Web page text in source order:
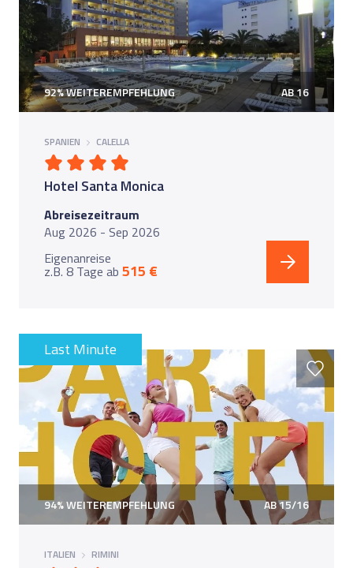
92% WEITEREMPFEHLUNG AB 16
SPANIEN CALELLA
Hotel Santa Monica
Abreisezeitraum
Aug 2026 - Sep 2026
Eigenanreise
z.B. 8 Tage ab 515 €
Last Minute
94% WEITEREMPFEHLUNG AB 15/16
ITALIEN RIMINI